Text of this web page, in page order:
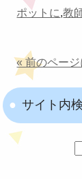
ポットに,教
« 前のページ
サイト内